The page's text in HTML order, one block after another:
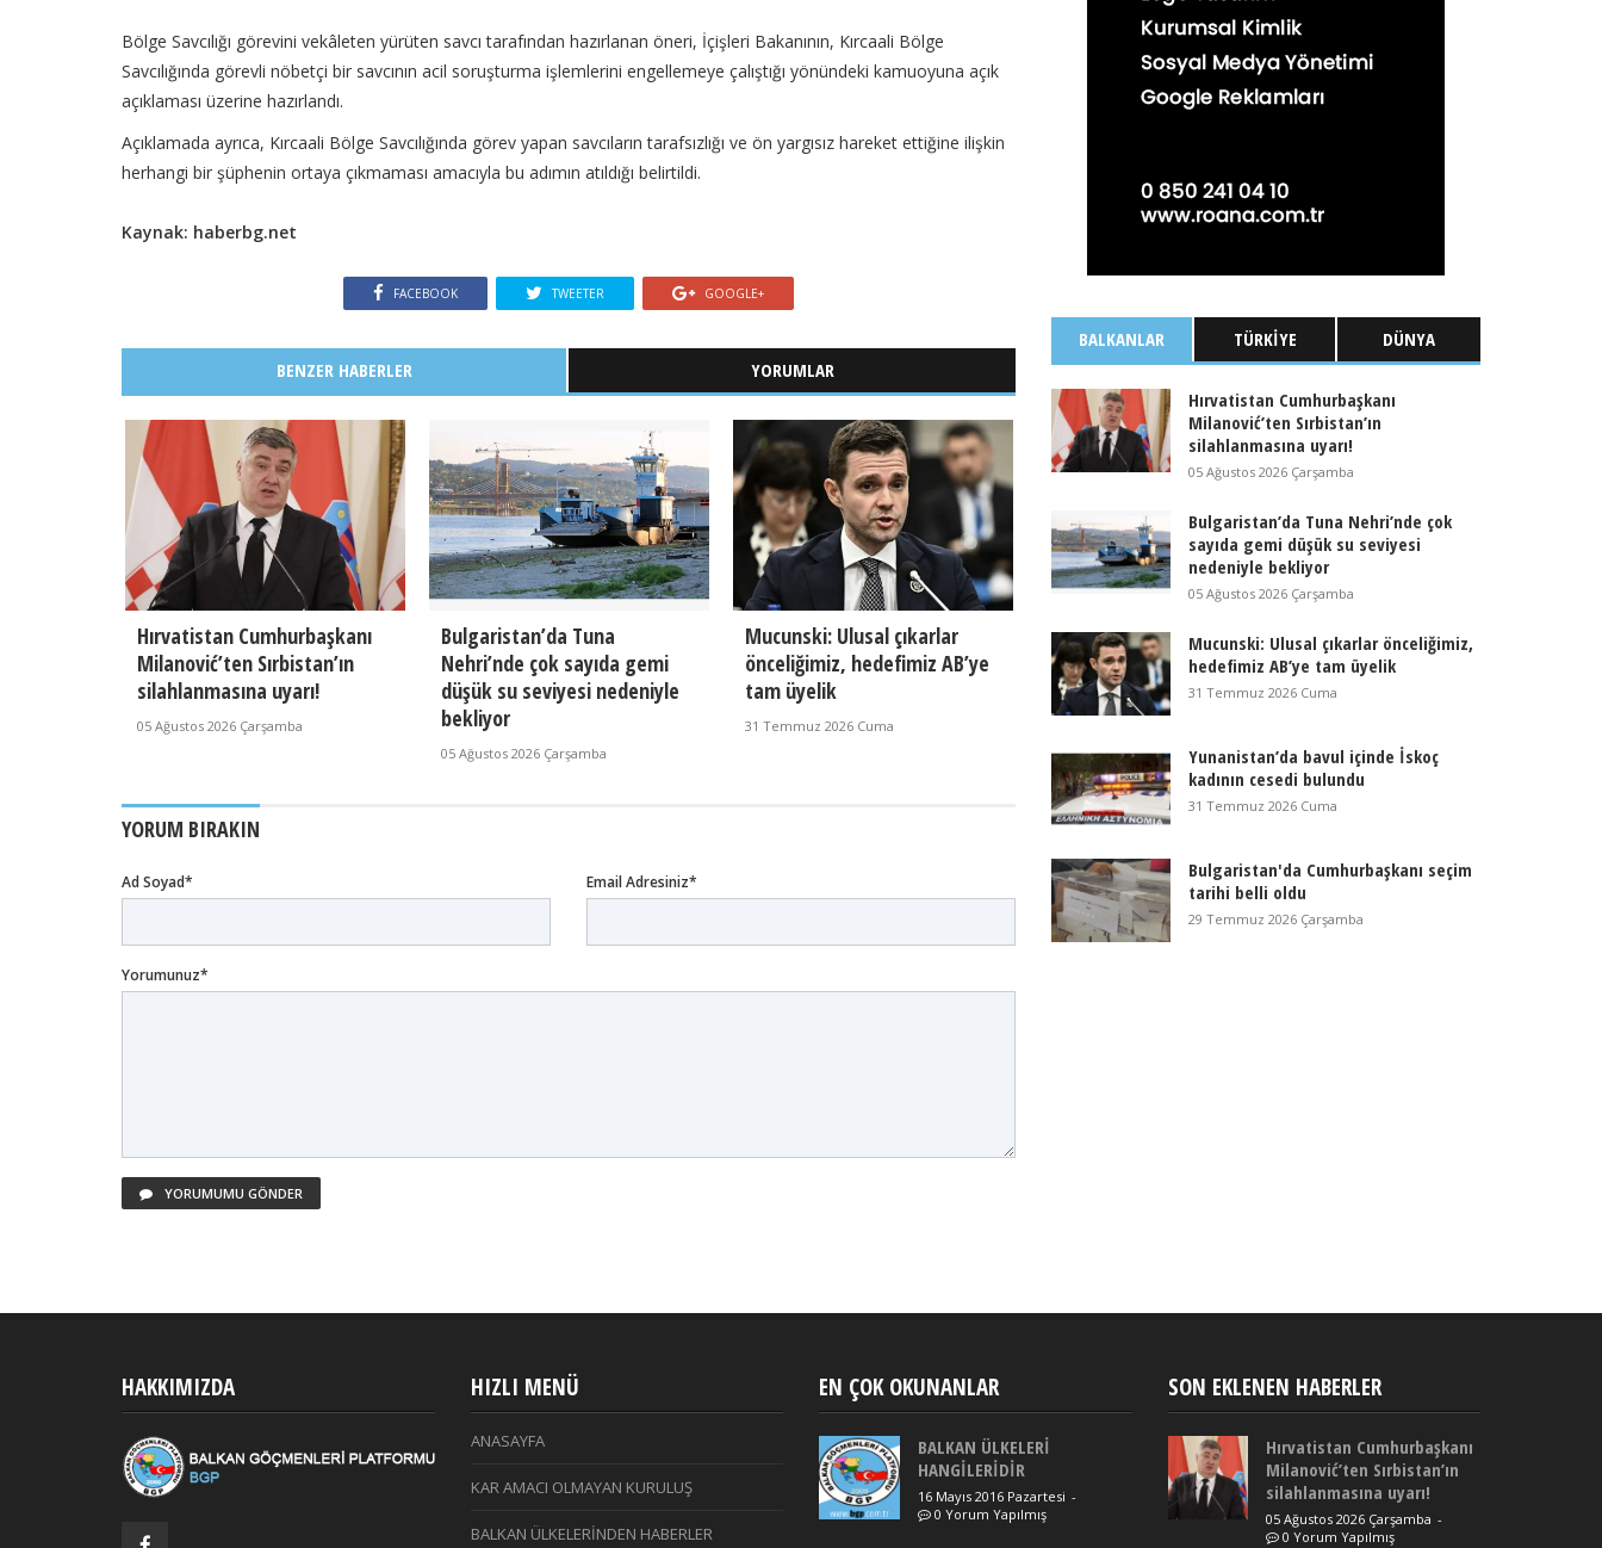
Bölge Savcılığı görevini vekâleten yürüten savcı tarafından hazırlanan öneri, İçişleri Bakanının, Kırcaali Bölge
Savcılığında görevli nöbetçi bir savcının acil soruşturma işlemlerini engellemeye çalıştığı yönündeki kamuoyuna açık
açıklaması üzerine hazırlandı.
Açıklamada ayrıca, Kırcaali Bölge Savcılığında görev yapan savcıların tarafsızlığı ve ön yargısız hareket ettiğine ilişkin
herhangi bir şüphenin ortaya çıkmaması amacıyla bu adımın atıldığı belirtildi.
Kaynak: haberbg.net
FACEBOOK TWEETER GOOGLE+
BENZER HABERLER YORUMLAR
Hırvatistan Cumhurbaşkanı
Milanović’ten Sırbistan’ın
silahlanmasına uyarı!
05 Ağustos 2026 Çarşamba
Bulgaristan’da Tuna
Nehri’nde çok sayıda gemi
düşük su seviyesi nedeniyle
bekliyor
05 Ağustos 2026 Çarşamba
Mucunski: Ulusal çıkarlar
önceliğimiz, hedefimiz AB’ye
tam üyelik
31 Temmuz 2026 Cuma
YORUM BIRAKIN
Ad Soyad* Email Adresiniz*
Yorumunuz*
YORUMUMU GÖNDER
BALKANLAR TÜRKIYE DÜNYA
Hırvatistan Cumhurbaşkanı
Milanović’ten Sırbistan’ın
silahlanmasına uyarı!
05 Ağustos 2026 Çarşamba
Bulgaristan’da Tuna Nehri’nde çok
sayıda gemi düşük su seviyesi
nedeniyle bekliyor
05 Ağustos 2026 Çarşamba
Mucunski: Ulusal çıkarlar önceliğimiz,
hedefimiz AB’ye tam üyelik
31 Temmuz 2026 Cuma
Yunanistan’da bavul içinde İskoç
kadının cesedi bulundu
31 Temmuz 2026 Cuma
Bulgaristan'da Cumhurbaşkanı seçim
tarihi belli oldu
29 Temmuz 2026 Çarşamba
HAKKIMIZDA HIZLI MENÜ
ANASAYFA
KAR AMACI OLMAYAN KURULUŞ
BALKAN ÜLKELERİNDEN HABERLER
EN ÇOK OKUNANLAR
BALKAN ÜLKELERİ
HANGİLERİDİR
16 Mayıs 2016 Pazartesi -
0 Yorum Yapılmış
SON EKLENEN HABERLER
Hırvatistan Cumhurbaşkanı
Milanović’ten Sırbistan’ın
silahlanmasına uyarı!
05 Ağustos 2026 Çarşamba -
0 Yorum Yapılmış